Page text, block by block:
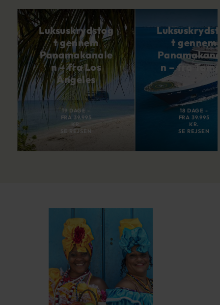
Luksuskrydstog
t gennem
Panamakanale
n – fra Los
Angeles
19 DAGE -
FRA 39.995
KR.
SE REJSEN
t gennem
n – fra
18 DAGE -
FRA 39.995
KR.
SE REJSEN